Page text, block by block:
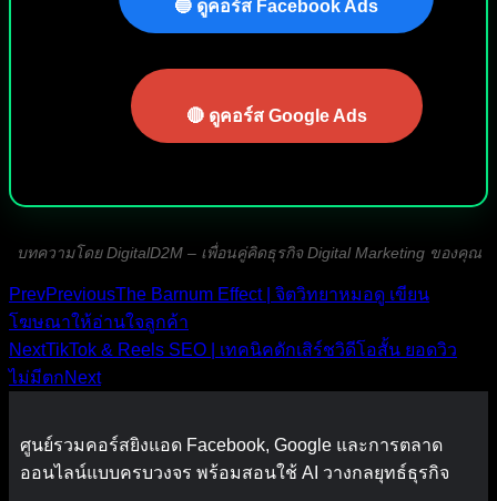
🔵 ดูคอร์ส Facebook Ads
🔴 ดูคอร์ส Google Ads
บทความโดย DigitalD2M – เพื่อนคู่คิดธุรกิจ Digital Marketing ของคุณ
PrevPreviousThe Barnum Effect | จิตวิทยาหมอดู เขียน
โฆษณาให้อ่านใจลูกค้า
NextTikTok & Reels SEO | เทคนิคดักเสิร์ชวิดีโอสั้น ยอดวิว
ไม่มีตกNext
ศูนย์รวมคอร์สยิงแอด Facebook, Google และการตลาด
ออนไลน์แบบครบวงจร พร้อมสอนใช้ AI วางกลยุทธ์ธุรกิจ